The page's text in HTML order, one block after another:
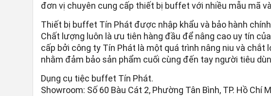
đơn vị chuyên cung cấp thiết bị buffet với nhiều mẫu mã
Thiết bị buffet Tín Phát được nhập khẩu và bảo hành
Chất lượng luôn là ưu tiên hàng đầu để nâng cao uy tín
cấp bởi công ty Tín Phát là một quá trình nâng niu và
nhằm đảm bảo sản phẩm cuối cùng đến tay người tiêu
Dụng cụ tiệc buffet Tín Phát.
Showroom: Số 60 Bàu Cát 2, Phường Tân Bình, TP. Hồ Chí